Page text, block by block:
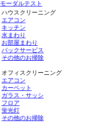
モーダルテスト
ハウスクリーニング
エアコン
キッチン
水まわり
お部屋まわり
パックサービス
その他のお掃除
オフィスクリーニング
エアコン
カーペット
ガラス・サッシ
フロア
蛍光灯
その他のお掃除